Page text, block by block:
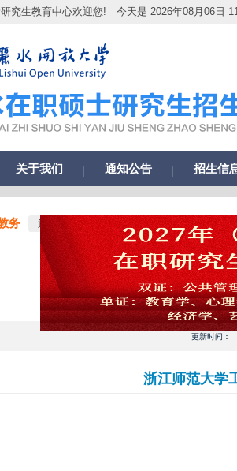
究生教育中心欢迎您! 今天是 2026年08月06日
关于我们 通知公告 招生信
务 返回
浙江师范大学
更新时间：
浙江师范大学